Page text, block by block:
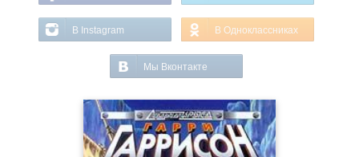
В Instagram В Одноклассниках
Мы Вконтакте